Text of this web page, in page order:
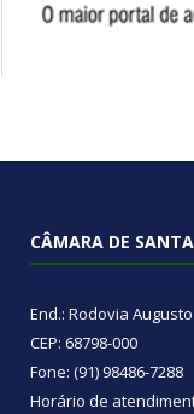
CÂMARA DE
End.: Rodovia
CEP: 68798-000
Fone: (91) 98486-7288
Horário de